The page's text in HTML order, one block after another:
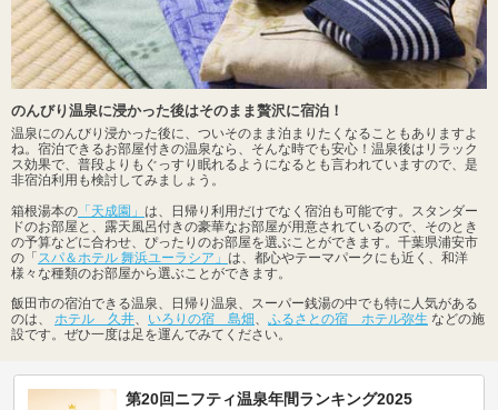
のんびり温泉に浸かった後はそのまま贅沢に宿泊！
温泉にのんびり浸かった後に、ついそのまま泊まりたくなることもありますよ
ね。宿泊できるお部屋付きの温泉なら、そんな時でも安心！温泉後はリラック
ス効果で、普段よりもぐっすり眠れるようになるとも言われていますので、是
非宿泊利用も検討してみましょう。
箱根湯本の 「天成園」 は、日帰り利用だけでなく宿泊も可能です。スタンダー
ドのお部屋と、露天風呂付きの豪華なお部屋が用意されているので、そのとき
の予算などに合わせ、ぴったりのお部屋を選ぶことができます。千葉県浦安市
の「 スパ＆ホテル 舞浜ユーラシア」 は、都心やテーマパークにも近く、和洋
様々な種類のお部屋から選ぶことができます。
飯田市の宿泊できる温泉、日帰り温泉、スーパー銭湯の中でも特に人気がある
のは、 ホテル 久井 いろりの宿 島畑 ふるさとの宿 ホテル弥生 などの施
設です。ぜひ一度は足を運んでみてください。
第20回ニフティ温泉年間ランキング2025